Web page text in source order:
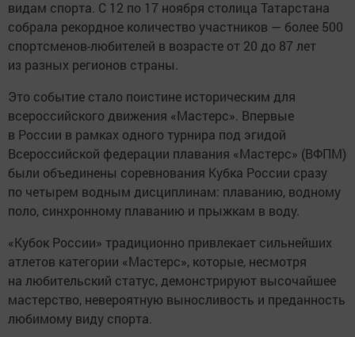
видам спорта. С 12 по 17 ноября столица Татарстана
собрала рекордное количество участников — более 500
спортсменов-любителей в возрасте от 20 до 87 лет
из разных регионов страны.
Это событие стало поистине историческим для
всероссийского движения «Мастерс». Впервые
в России в рамках одного турнира под эгидой
Всероссийской федерации плавания «Мастерс» (ВФПМ)
были объединены соревнования Кубка России сразу
по четырем водным дисциплинам: плаванию, водному
поло, синхронному плаванию и прыжкам в воду.
«Кубок России» традиционно привлекает сильнейших
атлетов категории «Мастерс», которые, несмотря
на любительский статус, демонстрируют высочайшее
мастерство, невероятную выносливость и преданность
любимому виду спорта.